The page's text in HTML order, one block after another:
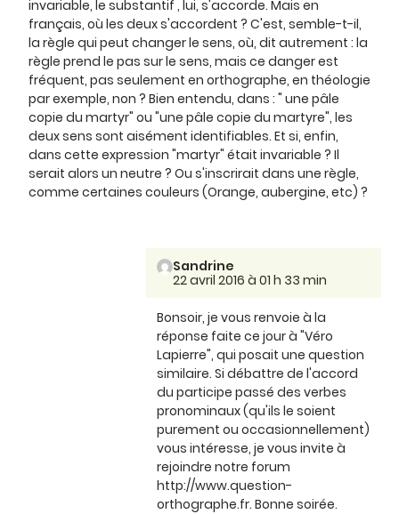
invariable, le substantif , lui, s'accorde. Mais en
français, où les deux s'accordent ? C'est, semble-t-il,
la règle qui peut changer le sens, où, dit autrement : la
règle prend le pas sur le sens, mais ce danger est
fréquent, pas seulement en orthographe, en théologie
par exemple, non ? Bien entendu, dans : " une pâle
copie du martyr" ou "une pâle copie du martyre", les
deux sens sont aisément identifiables. Et si, enfin,
dans cette expression "martyr" était invariable ? Il
serait alors un neutre ? Ou s'inscrirait dans une règle,
comme certaines couleurs (Orange, aubergine, etc) ?
Sandrine
22 avril 2016 à 01 h 33 min
Bonsoir, je vous renvoie à la
réponse faite ce jour à "Véro
Lapierre", qui posait une question
similaire. Si débattre de l'accord
du participe passé des verbes
pronominaux (qu'ils le soient
purement ou occasionnellement)
vous intéresse, je vous invite à
rejoindre notre forum
http://www.question-
orthographe.fr. Bonne soirée.